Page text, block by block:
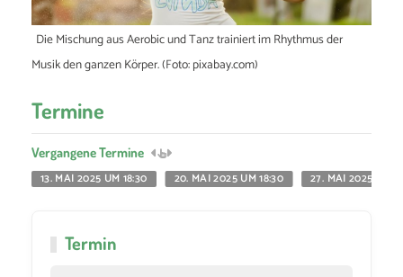
Die Mischung aus Aerobic und Tanz trainiert im Rhythmus der
Musik den ganzen Körper. (Foto: pixabay.com)
Termine
Vergangene Termine
13. MAI 2025 UM 18:30
20. MAI 2025 UM 18:30 27. MAI 2025 UM
Termin